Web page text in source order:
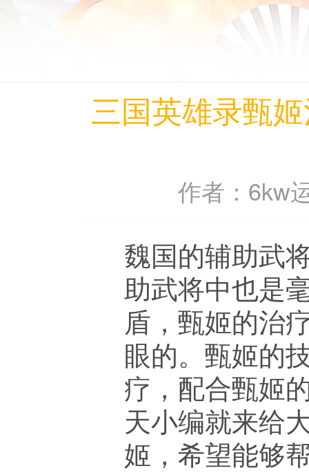
三国英雄录甄
作者：6kw
魏国的辅助武
助武将中也是
盾，甄姬的治
眼的。甄姬的
疗，配合甄姬
天小编就来给
姬，希望能够